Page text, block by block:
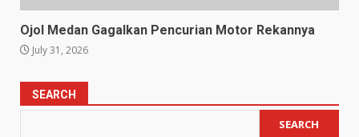
Ojol Medan Gagalkan Pencurian Motor Rekannya
July 31, 2026
SEARCH
SEARCH